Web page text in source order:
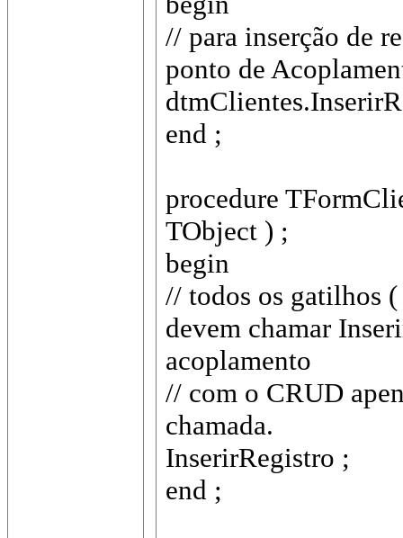
// para inserção de
ponto de
end ;
procedure
TObject ) ;
begin
// todos os gatilhos
devem chamar
acoplamento
// com o CRUD
chamada.
InserirRegistro ;
end ;